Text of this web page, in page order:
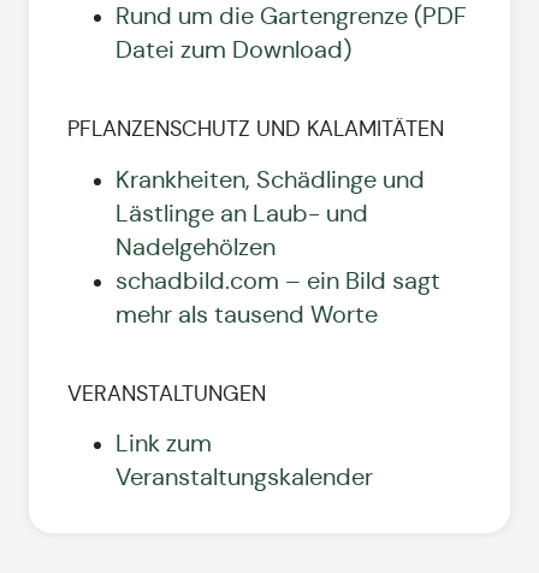
Rund um die Gartengrenze (PDF
Datei zum Download)
PFLANZENSCHUTZ UND KALAMITÄTEN
Krankheiten, Schädlinge und
Lästlinge an Laub- und
Nadelgehölzen
schadbild.com – ein Bild sagt
mehr als tausend Worte
VERANSTALTUNGEN
Link zum
Veranstaltungskalender